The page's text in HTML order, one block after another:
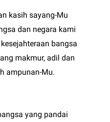
kasih sayang-Mu
dan negara kami
bangsa
makmur, adil dan
ampunan-Mu.
yang pandai